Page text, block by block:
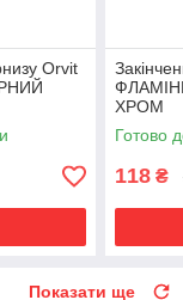
Orvit
ХРОМ
Готово
118 ₴
Показати ще